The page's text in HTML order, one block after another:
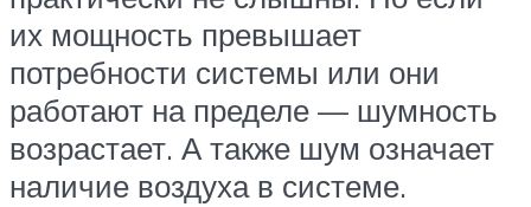
их мощность превышает
потребности системы или они
работают на пределе — шумность
возрастает. А также шум означает
наличие воздуха в системе.